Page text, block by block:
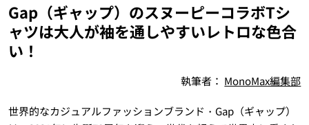
Gap（ギャップ）のスヌーピーコラボTシ
ャツは大人が袖を通しやすいレトロな色合
い！
執筆者： MonoMax編集部
世界的なカジュアルファッションブランド・Gap（ギャップ）